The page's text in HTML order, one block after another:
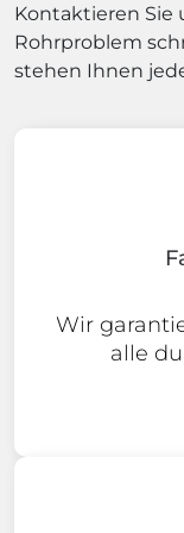
Kontaktieren Sie
Rohrproblem
stehen Ihnen
Wir
alle